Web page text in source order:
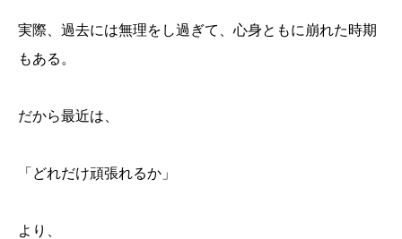
実際、過去には無理をし過ぎて、心身ともに崩れた時期
もある。
だから最近は、
「どれだけ頑張れるか」
より、